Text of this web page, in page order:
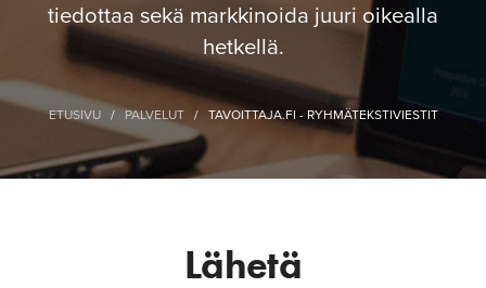
tiedottaa sekä markkinoida juuri oikealla
hetkellä.
ETUSIVU / PALVELUT / TAVOITTAJA.FI - RYHMÄTEKSTIVIESTIT
Lähetä